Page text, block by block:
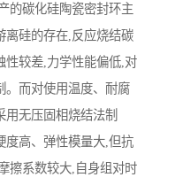
的碳化硅陶瓷密封环主
离硅的存在,反应烧结碳
性较差,力学性能偏低,对
。而对使用温度、耐腐
无压固相烧结法制
度高、弹性模量大,但抗
擦系数较大,自身组对时